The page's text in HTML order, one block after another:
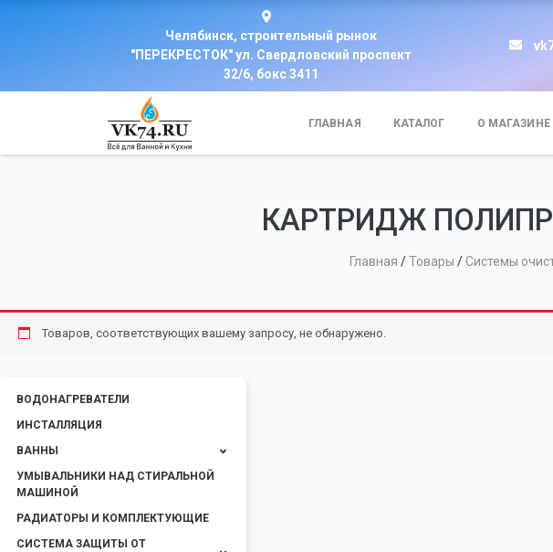
Челябинск, строительный рынок
"ПЕРЕКРЕСТОК" ул. Свердловский проспект
32/6, бокс 3411
ГЛАВНАЯ КАТАЛОГ О МАГАЗИНЕ
КАРТРИДЖ
Главная /Товары /Системы
Товаров, соответствующих вашему запросу, не обнаружено.
ВОДОНАГРЕВАТЕЛИ
ИНСТАЛЛЯЦИЯ
ВАННЫ
УМЫВАЛЬНИКИ НАД СТИРАЛЬНОЙ
МАШИНОЙ
РАДИАТОРЫ И КОМПЛЕКТУЮЩИЕ
СИСТЕМА ЗАЩИТЫ ОТ